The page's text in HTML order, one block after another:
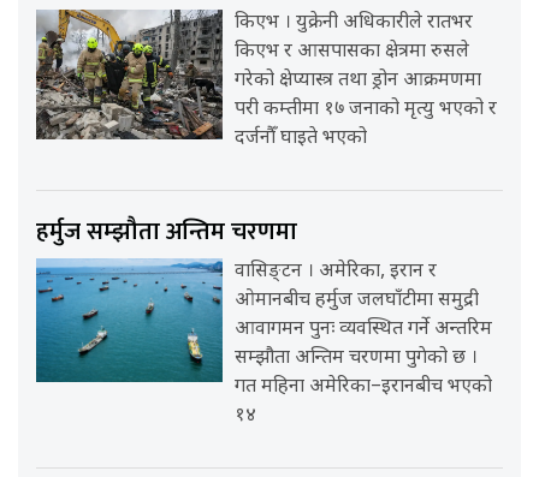
किएभ । युक्रेनी अधिकारीले रातभर
किएभ र आसपासका क्षेत्रमा रुसले
गरेको क्षेप्यास्त्र तथा ड्रोन आक्रमणमा
परी कम्तीमा १७ जनाको मृत्यु भएको र
दर्जनौँ घाइते भएको
हर्मुज सम्झौता अन्तिम चरणमा
वासिङ्टन । अमेरिका, इरान र
ओमानबीच हर्मुज जलघाँटीमा समुद्री
आवागमन पुनः व्यवस्थित गर्ने अन्तरिम
सम्झौता अन्तिम चरणमा पुगेको छ ।
गत महिना अमेरिका–इरानबीच भएको
१४